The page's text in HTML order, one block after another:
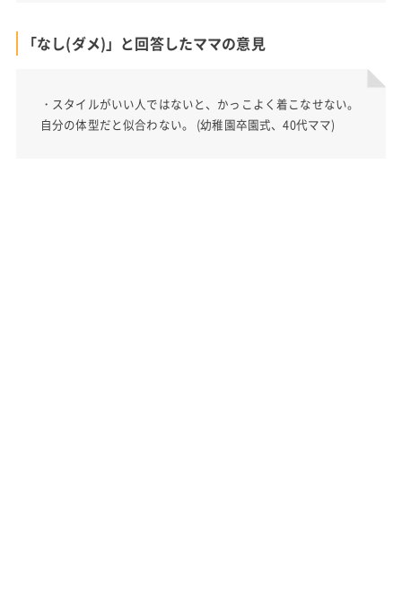
「なし(ダメ)」と回答したママの意見
・スタイルがいい人ではないと、かっこよく着こなせない。
自分の体型だと似合わない。 (幼稚園卒園式、40代ママ)